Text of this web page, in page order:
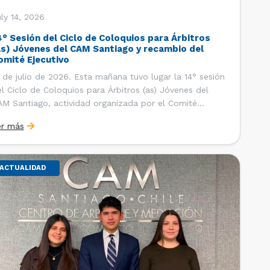
14, 2026
Sesión del Ciclo de Coloquios para Árbitros
Jóvenes del CAM Santiago y recambio del
Ejecutivo
de julio de 2026. Esta mañana tuvo lugar la 14° sesión
Ciclo de Coloquios para Árbitros (as) Jóvenes del
Santiago, actividad organizada por el Comité
y Relaciones Internacionales del Centro, con la
de que los integrantes […]
más
ACTUALIDAD